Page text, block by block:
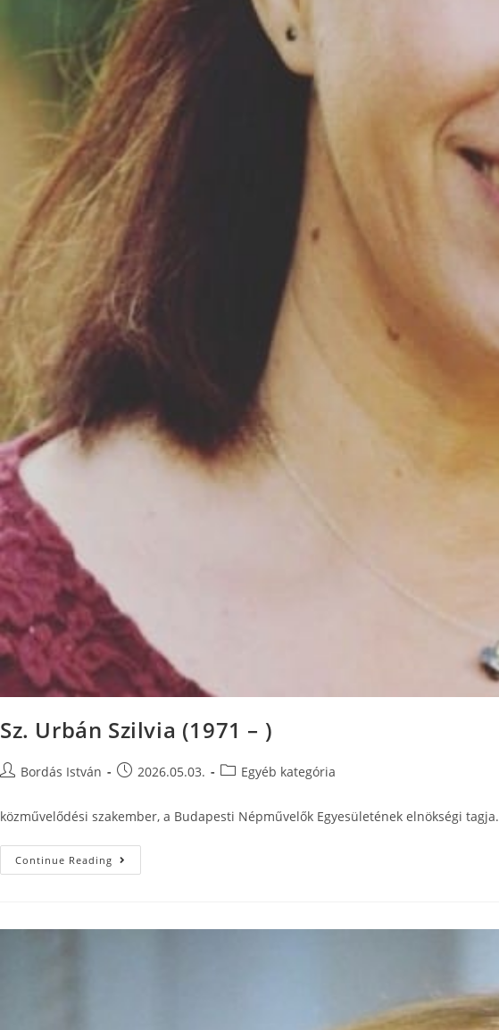
Sz. Urbán Szilvia (1971 – )
Bordás István 2026.05.03. Egyéb kategória
közművelődési szakember, a Budapesti Népművelők Egyesületének elnökségi tagja.
Continue Reading